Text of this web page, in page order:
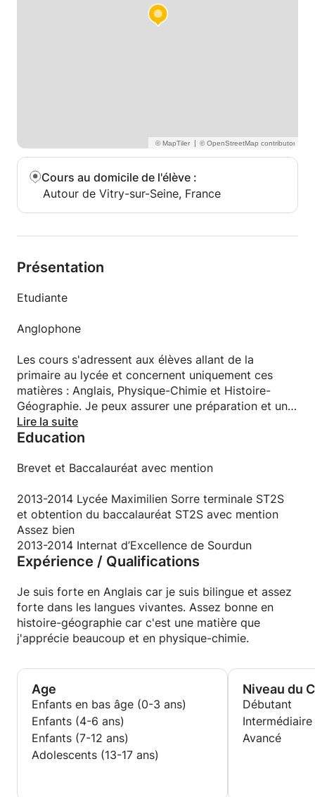
|
Cours au domicile de l'élève :
Autour de Vitry-sur-Seine, France
Présentation
Etudiante
Anglophone
Les cours s'adressent aux élèves allant de la
primaire au lycée et concernent uniquement ces
matières : Anglais, Physique-Chimie et Histoire-
Géographie. Je peux assurer une préparation et un
soutien aussi bien pour les examens (brevet, bac...)
que pour les cours et les devoirs au cours de
Lire la suite
Education
Brevet et Baccalauréat avec mention
2013-2014 Lycée Maximilien Sorre terminale ST2S
et obtention du baccalauréat ST2S avec mention
Assez bien
2013-2014 Internat d’Excellence de Sourdun
Expérience / Qualifications
Je suis forte en Anglais car je suis bilingue et assez
forte dans les langues vivantes. Assez bonne en
histoire-géographie car c'est une matière que
j'apprécie beaucoup et en physique-chimie.
Age
Enfants en bas âge (0-3 ans)
Enfants (4-6 ans)
Enfants (7-12 ans)
Adolescents (13-17 ans)
Niveau du
Débutant
Intermédiaire
Avancé